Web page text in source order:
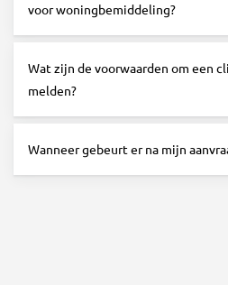
voor woningbemiddeling?
Wat zijn de voorwaarden om een
melden?
Wanneer gebeurt er na mijn